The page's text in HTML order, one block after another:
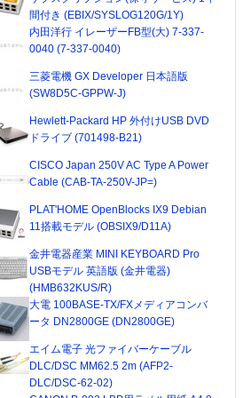
間付き (EBIX/SYSLOG120G/1Y)
内田洋行 イレーザーFB型(大) 7-337-
0040 (7-337-0040)
三菱電機 GX Developer 日本語版
(SW8D5C-GPPW-J)
Hewlett-Packard HP 外付けUSB DVD
ドライブ (701498-B21)
CISCO Japan 250V AC Type A Power
Cable (CAB-TA-250V-JP=)
PLAT'HOME OpenBlocks IX9 Debian
11搭載モデル (OBSIX9/D11A)
金井電器産業 MINI KEYBOARD Pro
USBモデル 英語版 (金井電器)
(HMB632KUS/R)
大電 100BASE-TX/FXメディアコンバ
ータ DN2800GE (DN2800GE)
エイム電子 光ファイバーケーブル
DLC/DSC MM62.5 2m (AFP2-
DLC/DSC-62-02)